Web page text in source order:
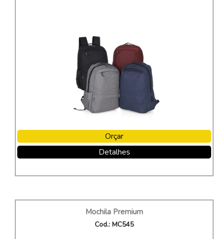
Orçar
Detalhes
Mochila Premium
Cod.: MC545